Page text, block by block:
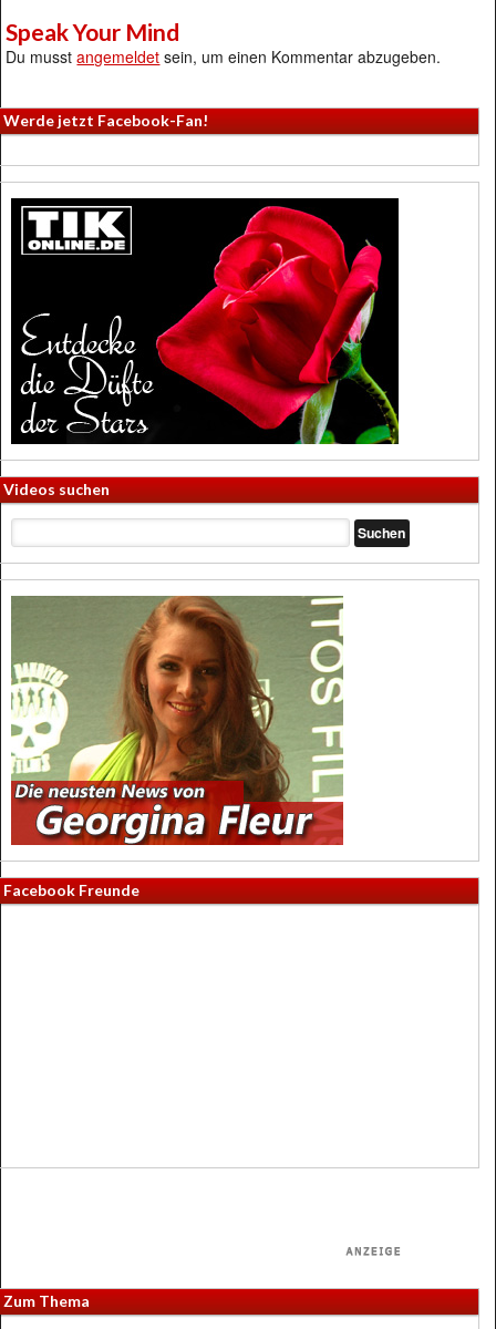
Speak Your Mind
Du musstangemeldet sein, um einen Kommentar abzugeben.
Werde jetzt Facebook-Fan!
Videos suchen
Facebook Freunde
Zum Thema